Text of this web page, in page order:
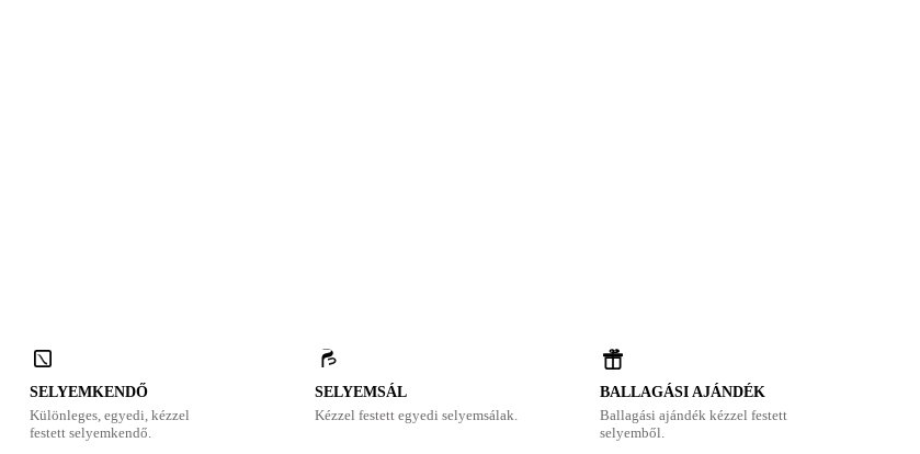
SELYEMKENDŐ
Különleges, egyedi, kézzel
festett selyemkendő.
SELYEMSÁL
Kézzel festett egyedi selyemsálak.
BALLAGÁSI AJÁNDÉK
Ballagási ajándék kézzel festett
selyemből.